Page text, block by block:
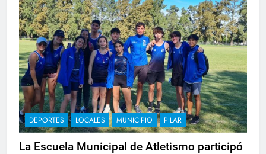
DEPORTES LOCALES MUNICIPIO PILAR
La Escuela Municipal de Atletismo participó